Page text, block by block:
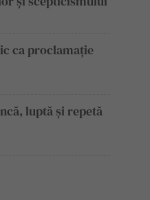
ca proclamație
luptă și repetă